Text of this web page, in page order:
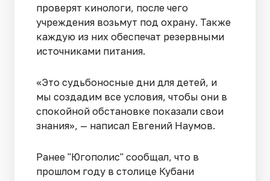
проверят кинологи, после чего
учреждения возьмут под охрану. Также
каждую из них обеспечат резервными
источниками питания.
«Это судьбоносные дни для детей, и
мы создадим все условия, чтобы они в
спокойной обстановке показали свои
знания», — написал Евгений Наумов.
Ранее "Югополис" сообщал, что в
прошлом году в столице Кубани